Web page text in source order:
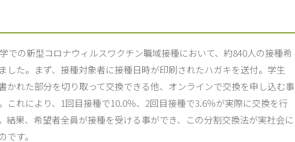
での新型コロナウィルスワクチン職域接種において、約840人の接種希
した。まず、接種対象者に接種日時が印刷されたハガキを送付。学生
かれた部分を切り取って交換できる他、オンラインで交換を申し込む事
これにより、1回目接種で10.0％、2回目接種で3.6％が実際に交換を行
結果、希望者全員が接種を受ける事ができ、この分割交換法が実社会に
す。